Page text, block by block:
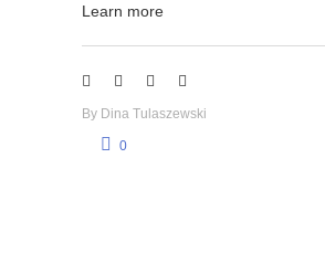
Learn more
By Dina Tulaszewski
0